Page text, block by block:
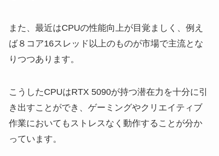
また、最近はCPUの性能向上が目覚ましく、例え
ば８コア16スレッド以上のものが市場で主流とな
りつつあります。
こうしたCPUはRTX 5090が持つ潜在力を十分に引
き出すことができ、ゲーミングやクリエイティブ
作業においてもストレスなく動作することが分か
っています。